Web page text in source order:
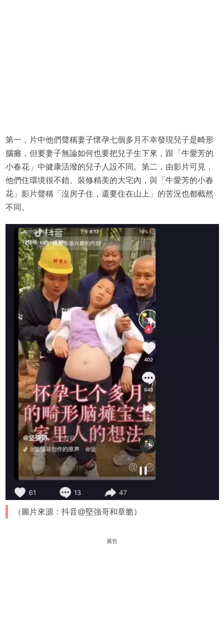
第一，片中他們聲稱妻子懷孕七個多月不幸發現兒子是畸形
腦癱，但要妻子無論如何也要把兒子生下來，跟「牛愛芳的
小春花」中健康活潑的兒子人設不同。第二，由影片可見，
他們住環境很不錯、裝修精美的大宅內，與「牛愛芳的小春
花」影片聲稱「沒房子住，還要住在山上」的苦況也都截然
不同。
（圖片來源：抖音@堅強哥和章脆）
廣告